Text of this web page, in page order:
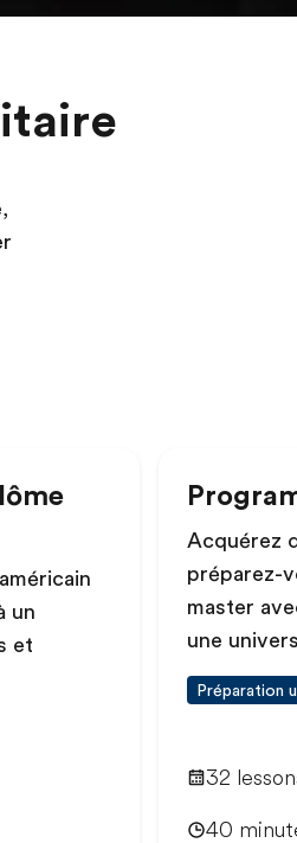
un
et
Acquérez
préparez-
master
une
Préparation
32
40